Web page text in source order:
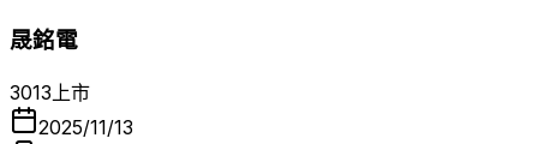
晟銘電
3013 上市
2025/11/13